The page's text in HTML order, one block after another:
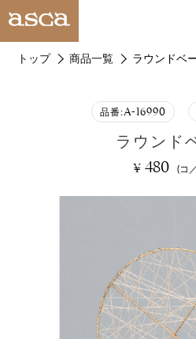
トップ 商品一覧 ラウンドベ
品番:A-16990
ラウンド
¥ 480 (コ